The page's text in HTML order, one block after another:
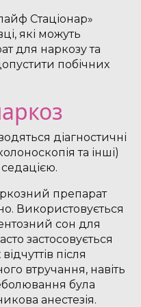
Стаціонар»
які можуть
для наркозу та
побічних
діагностичні
та інші)
седацією.
препарат
Використовується
сон для
застосовується
після
втручання, навіть
була
анестезія.